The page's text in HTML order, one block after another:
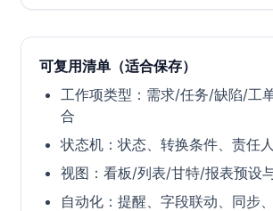
可复用清单（适合保存）
工作项类型：需求/任务/缺陷/工
合
状态机：状态、转换条件、责任
视图：看板/列表/甘特/报表预设
自动化：提醒、字段联动、同步